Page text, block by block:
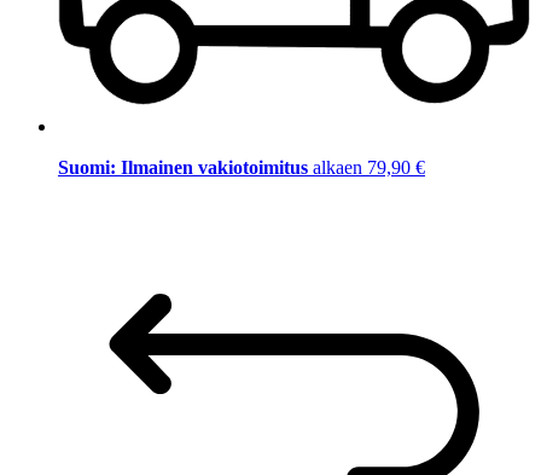
Suomi: Ilmainen vakiotoimitus alkaen 79,90 €